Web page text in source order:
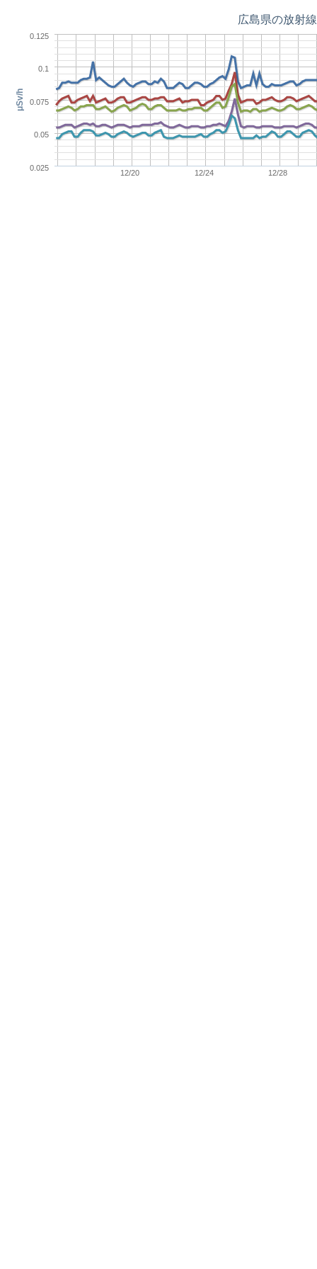
広島県の放射
12/20 12/24 12/28
0.025
0.05
0.075
0.1
0.125
μSv/h